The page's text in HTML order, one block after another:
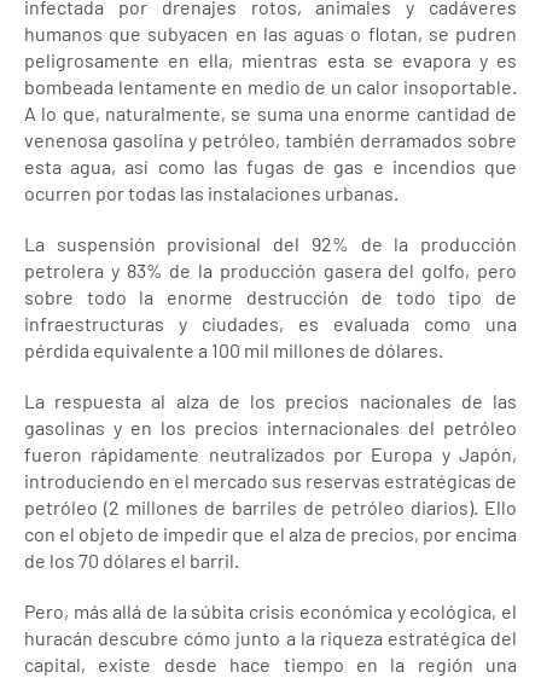
infectada por drenajes rotos, animales y cadáveres
humanos que subyacen en las aguas o flotan, se pudren
peligrosamente en ella, mientras esta se evapora y es
bombeada lentamente en medio de un calor insoportable.
A lo que, naturalmente, se suma una enorme cantidad de
venenosa gasolina y petróleo, también derramados sobre
esta agua, así como las fugas de gas e incendios que
ocurren por todas las instalaciones urbanas.
La suspensión provisional del 92% de la producción
petrolera y 83% de la producción gasera del golfo, pero
sobre todo la enorme destrucción de todo tipo de
infraestructuras y ciudades, es evaluada como una
pérdida equivalente a 100 mil millones de dólares.
La respuesta al alza de los precios nacionales de las
gasolinas y en los precios internacionales del petróleo
fueron rápidamente neutralizados por Europa y Japón,
introduciendo en el mercado sus reservas estratégicas de
petróleo (2 millones de barriles de petróleo diarios). Ello
con el objeto de impedir que el alza de precios, por encima
de los 70 dólares el barril.
Pero, más allá de la súbita crisis económica y ecológica, el
huracán descubre cómo junto a la riqueza estratégica del
capital, existe desde hace tiempo en la región una